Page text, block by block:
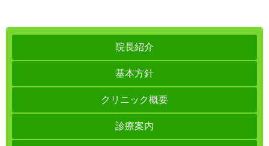
院長紹介
基本方針
クリニック概要
診療案内